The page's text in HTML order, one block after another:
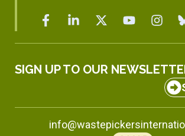
SIGN UP TO OUR